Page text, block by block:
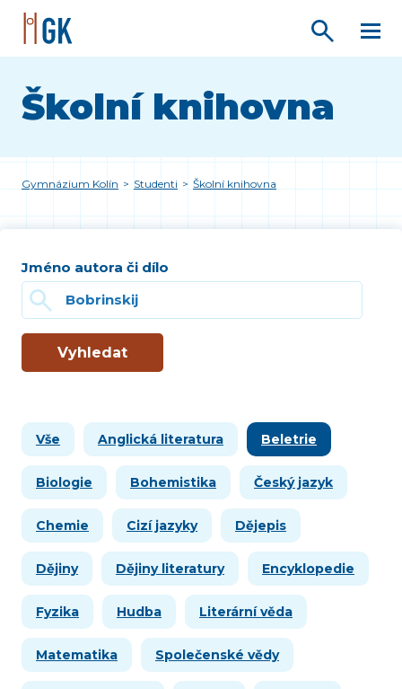
Školní knihovna
Gymnázium Kolín > Studenti > Školní knihovna
Jméno autora či dílo
Vyhledat
Vše Anglická literatura Beletrie
Biologie Bohemistika Český jazyk
Chemie Cizí jazyky Dějepis
Dějiny Dějiny literatury Encyklopedie
Fyzika Hudba Literární věda
Matematika Společenské vědy